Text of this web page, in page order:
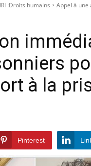
:Droits humains Appel à une
à la
Pinterest